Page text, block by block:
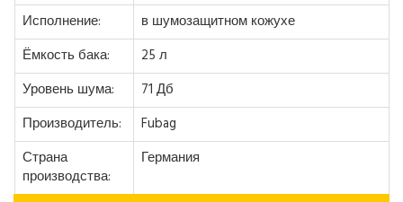
Исполнение:
в шумозащитном кожухе
Ёмкость бака:
25 л
Уровень шума:
71 Дб
Производитель:
Fubag
Страна
производства:
Германия